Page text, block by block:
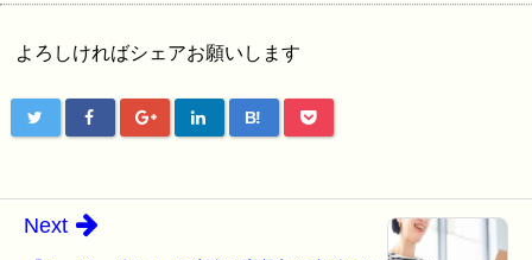
よろしければシェアお願いします
B!
Next